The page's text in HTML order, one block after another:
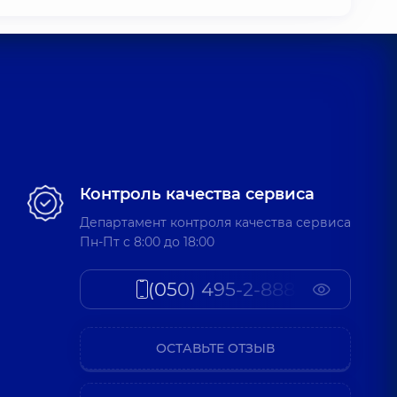
Контроль качества сервиса
Департамент контроля качества сервиса
Пн-Пт c 8:00 до 18:00
(050) 495-2-888
ОСТАВЬТЕ ОТЗЫВ